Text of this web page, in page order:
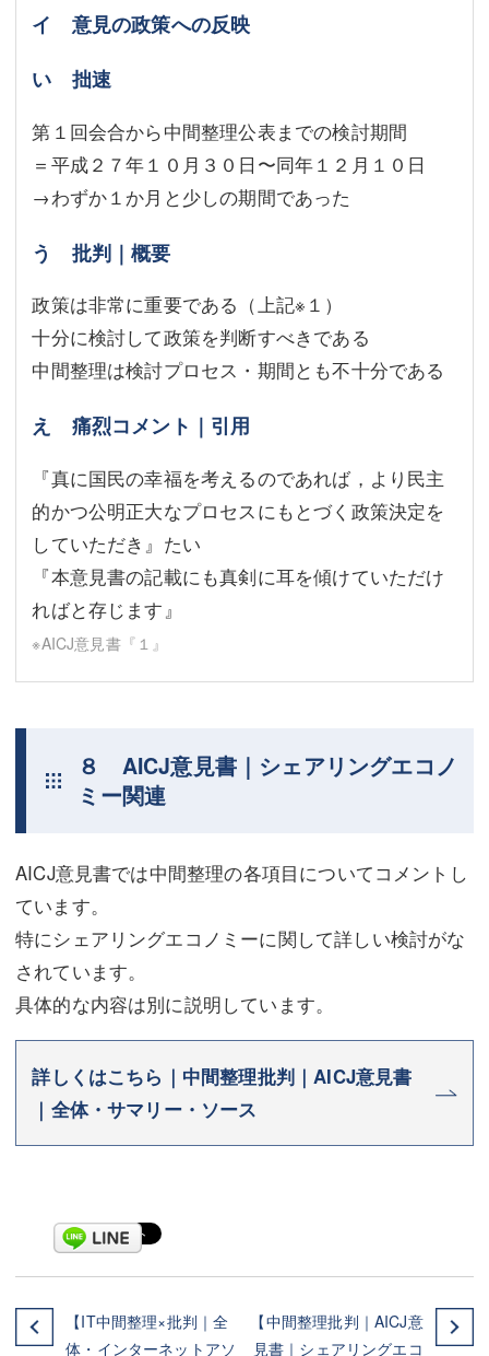
イ 意見の政策への反映
い 拙速
第１回会合から中間整理公表までの検討期間
＝平成２７年１０月３０日〜同年１２月１０日
→わずか１か月と少しの期間であった
う 批判｜概要
政策は非常に重要である（上記※１）
十分に検討して政策を判断すべきである
中間整理は検討プロセス・期間とも不十分である
え 痛烈コメント｜引用
『真に国民の幸福を考えるのであれば，より民主
的かつ公明正大なプロセスにもとづく政策決定を
していただき』たい
『本意見書の記載にも真剣に耳を傾けていただけ
ればと存じます』
※AICJ意見書『１』
８ AICJ意見書｜シェアリングエコノ
ミー関連
AICJ意見書では中間整理の各項目についてコメントし
ています。
特にシェアリングエコノミーに関して詳しい検討がな
されています。
具体的な内容は別に説明しています。
詳しくはこちら｜中間整理批判｜AICJ意見書
｜全体・サマリー・ソース
【IT中間整理×批判｜全
体・インターネットアソ
【中間整理批判｜AICJ意
見書｜シェアリングエコ